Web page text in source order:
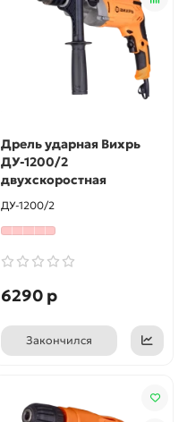
Дрель ударная Вихрь
ДУ-1200/2
двухскоростная
ДУ-1200/2
6290 р
Закончился